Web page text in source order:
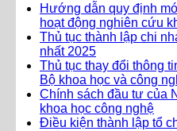
Hướng dẫn quy định
hoạt động nghiên cứu
Thủ tục thành lập chi
nhất 2025
Thủ tục thay đổi thông
Bộ khoa học và công
Chính sách đầu tư của
khoa học công nghệ
Điều kiện thành lập tổ